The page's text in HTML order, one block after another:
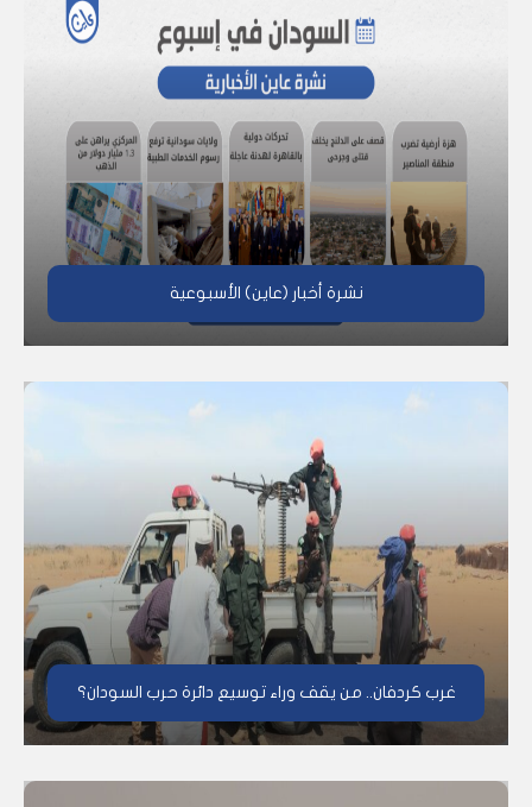
نشرة أخبار (عاين) الأسبوعية
غرب كردفان.. من يقف وراء توسيع دائرة حرب السودان؟